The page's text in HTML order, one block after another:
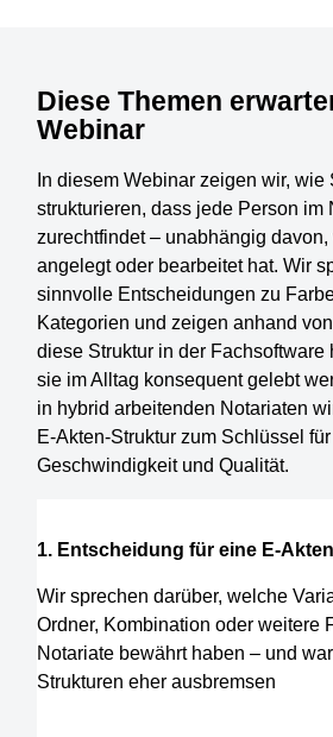
Diese Themen
Webinar
In diesem Webinar zeigen wir,
strukturieren, dass jede Person im
zurechtfindet – unabhängig davon,
angelegt oder bearbeitet hat. Wir
sinnvolle Entscheidungen zu
Kategorien und zeigen anhand
diese Struktur in der Fachsoftware
sie im Alltag konsequent gelebt
in hybrid arbeitenden Notariaten
E-Akten-Struktur zum Schlüssel
Geschwindigkeit und Qualität.
1. Entscheidung für eine E-
Wir sprechen darüber, welche
Ordner, Kombination oder weitere
Notariate bewährt haben – und
Strukturen eher ausbremsen